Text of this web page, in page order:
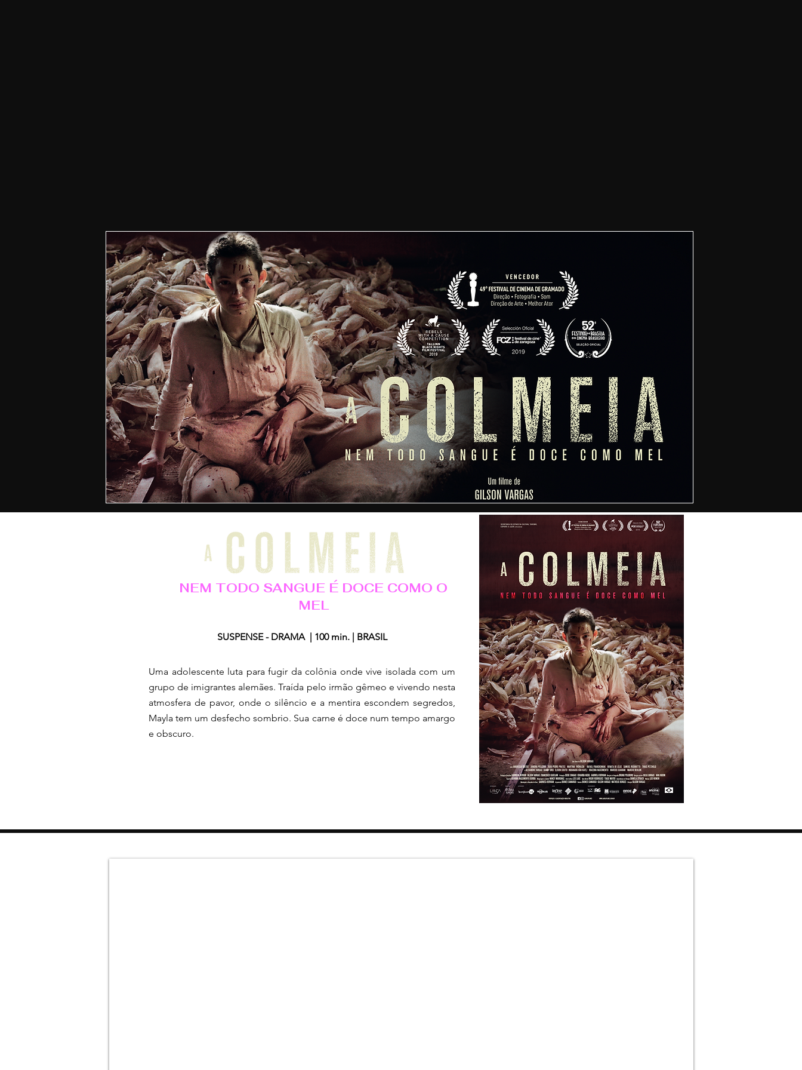
NEM TODO SANGUE É DOCE COMO O
MEL
SUSPENSE - DRAMA | 100 min. | BRASIL
Uma adolescente luta para fugir da colônia onde vive isolada com um
grupo de imigrantes alemães. Traída pelo irmão gêmeo e vivendo nesta
atmosfera de pavor, onde o silêncio e a mentira escondem segredos,
Mayla tem um desfecho sombrio. Sua carne é doce num tempo amargo
e obscuro.